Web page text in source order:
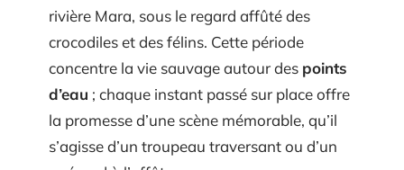
rivière Mara, sous le regard affûté des
crocodiles et des félins. Cette période
concentre la vie sauvage autour des points
d’eau ; chaque instant passé sur place offre
la promesse d’une scène mémorable, qu’il
s’agisse d’un troupeau traversant ou d’un